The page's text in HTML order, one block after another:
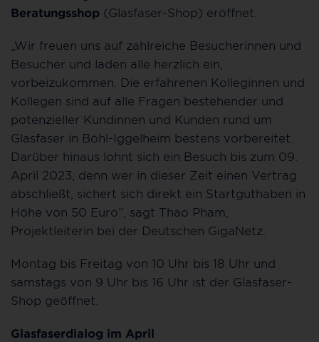
Beratungsshop (Glasfaser-Shop) eröffnet.
„Wir freuen uns auf zahlreiche Besucherinnen und
Besucher und laden alle herzlich ein,
vorbeizukommen. Die erfahrenen Kolleginnen und
Kollegen sind auf alle Fragen bestehender und
potenzieller Kundinnen und Kunden rund um
Glasfaser in Böhl-Iggelheim bestens vorbereitet.
Darüber hinaus lohnt sich ein Besuch bis zum 09.
April 2023, denn wer in dieser Zeit einen Vertrag
abschließt, sichert sich direkt ein Startguthaben in
Höhe von 50 Euro“, sagt Thao Pham,
Projektleiterin bei der Deutschen GigaNetz.
Montag bis Freitag von 10 Uhr bis 18 Uhr und
samstags von 9 Uhr bis 16 Uhr ist der Glasfaser-
Shop geöffnet.
Glasfaserdialog im April